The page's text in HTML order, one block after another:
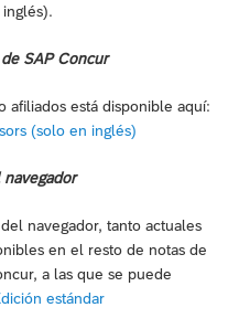
SAP Concur
afiliados está disponible aquí:
(solo en inglés)
navegador, tanto actuales
en el resto de notas de
a las que se puede
estándar